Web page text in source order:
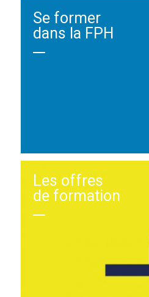
Se former
dans la FPH
Les offres
de formation